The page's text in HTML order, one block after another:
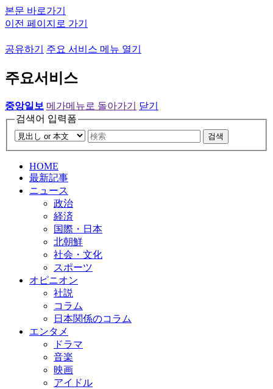
본문 바로가기
이전 페이지로 가기
공유하기 주요 서비스 메뉴 열기
주요서비스
중앙일보 메가메뉴로 돌아가기
닫기
검색어 입력폼
검색
HOME
最新記事
ニュース
政治
経済
国際・日本
北朝鮮
社会・文化
スポーツ
オピニオン
社説
コラム
日本関係のコラム
エンタメ
ドラマ
音楽
映画
アイドル